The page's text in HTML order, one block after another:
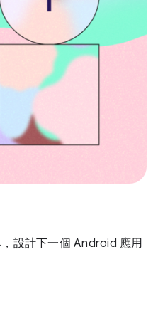
設計下一個 Android 應用